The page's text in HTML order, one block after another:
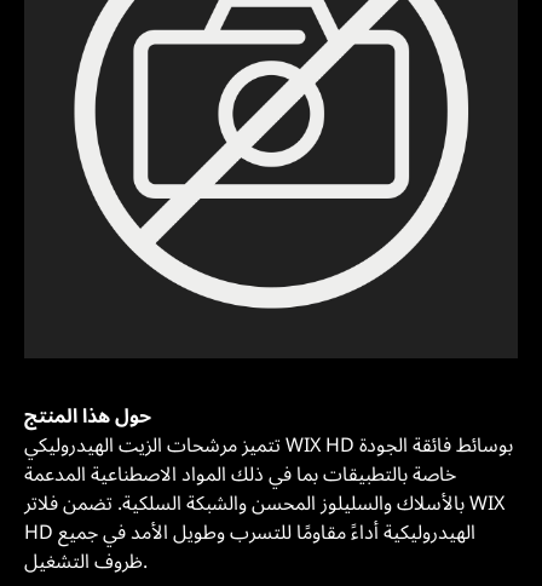
حول هذا المنتج
تتميز مرشحات الزيت الهيدروليكي WIX HD بوسائط فائقة الجودة
خاصة بالتطبيقات بما في ذلك المواد الاصطناعية المدعمة
بالأسلاك والسليلوز المحسن والشبكة السلكية. تضمن فلاتر WIX
HD الهيدروليكية أداءً مقاومًا للتسرب وطويل الأمد في جميع
ظروف التشغيل.